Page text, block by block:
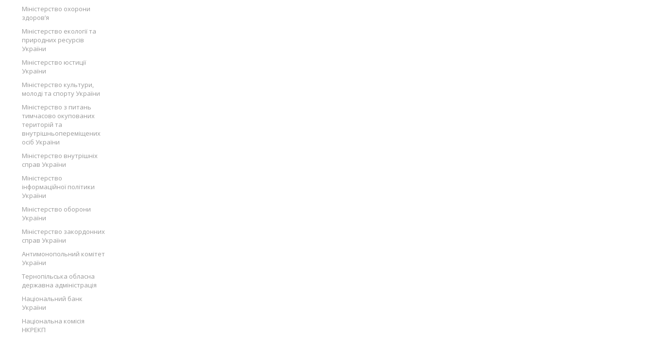
Міністерство охорони
здоров’я
Міністерство екології та
природних ресурсів
України
Міністерство юстиції
України
Міністерство культури,
молоді та спорту України
Міністерство з питань
тимчасово окупованих
територій та
внутрішньопереміщених
осіб України
Міністерство внутрішніх
справ України
Міністерство
інформаційної політики
України
Міністерство оборони
України
Міністерство закордонних
справ України
Антимонопольний комітет
України
Тернопільська обласна
державна адміністрація
Національний банк
України
Національна комісія
НКРЕКП